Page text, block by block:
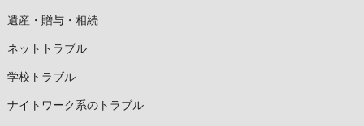
遺産・贈与・相続
ネットトラブル
学校トラブル
ナイトワーク系のトラブル